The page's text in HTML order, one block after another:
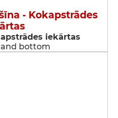
- Kokapstrādes
iekārtas
bottom